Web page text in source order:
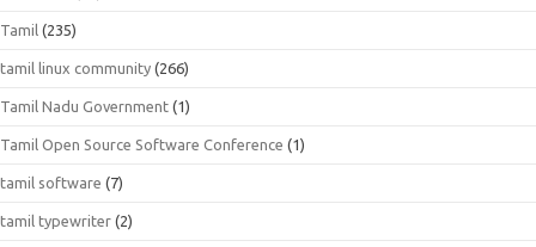
Tamil (235)
tamil linux community (266)
Tamil Nadu Government (1)
Tamil Open Source Software Conference (1)
tamil software (7)
tamil typewriter (2)